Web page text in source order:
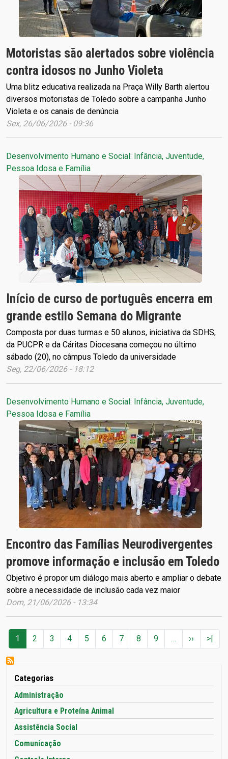
Motoristas são alertados sobre violência
contra idosos no Junho Violeta
Uma blitz educativa realizada na Praça Willy Barth alertou
diversos motoristas de Toledo sobre a campanha Junho
Violeta e os canais de denúncia
Sex, 26/06/2026 - 09:36
Desenvolvimento Humano e Social: Infância, Juventude,
Pessoa Idosa e Família
Início de curso de português encerra em
grande estilo Semana do Migrante
Composta por duas turmas e 50 alunos, iniciativa da SDHS,
da PUCPR e da Cáritas Diocesana começou no último
sábado (20), no câmpus Toledo da universidade
Seg, 22/06/2026 - 18:12
Desenvolvimento Humano e Social: Infância, Juventude,
Pessoa Idosa e Família
Encontro das Famílias Neurodivergentes
promove informação e inclusão em Toledo
Objetivo é propor um diálogo mais aberto e ampliar o debate
sobre a necessidade de inclusão cada vez maior
Dom, 21/06/2026 - 13:34
Paginação
1 2 3 4 5 6 7 8 9 … ››Próxima
>|
Categorias
Administração
Agricultura e Proteína Animal
Assistência Social
Comunicação